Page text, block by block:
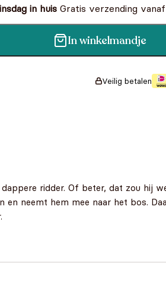
in huis Gratis verzending
aantal In winkelmandje
Veilig betalen
ridder. Of beter, dat zou hij
neemt hem mee naar het bos.